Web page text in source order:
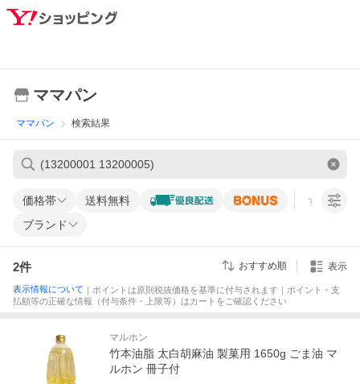
ママパン
ママパン 検索結果
価格帯 送料無料 すべての条
ブランド
2件 おすすめ順 表示
表示情報について ｜ポイントは原則税抜価格を基準に付与されます｜ポイント・支
払額等の正確な情報（付与条件・上限等）はカートをご確認ください
マルホン
竹本油脂 太白胡麻油 製菓用 1650g ごま油 マ
ルホン 冊子付